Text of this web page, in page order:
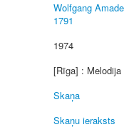
Wolfgang
1791
1974
[Rīga] : Melodija
Skaņa
Skaņu ieraksts